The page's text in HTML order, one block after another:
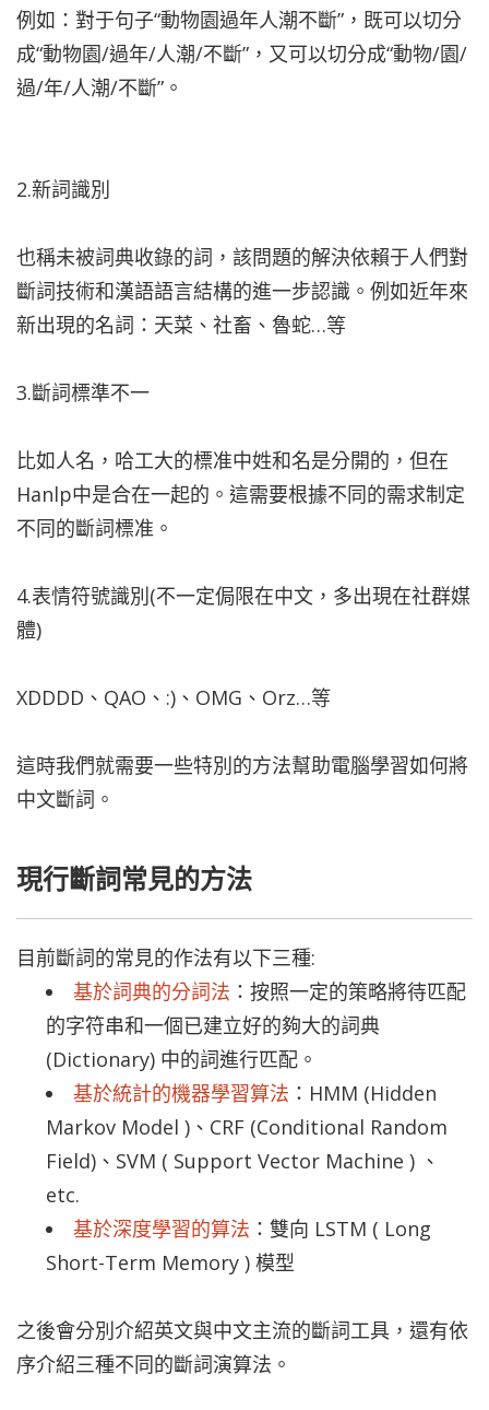
例如：對于句子“動物園過年人潮不斷”，既可以切分
成“動物園/過年/人潮/不斷”，又可以切分成“動物/園/
過/年/人潮/不斷”。
2.新詞識別
也稱未被詞典收錄的詞，該問題的解決依賴于人們對
斷詞技術和漢語語言結構的進一步認識。例如近年來
新出現的名詞：天菜、社畜、魯蛇…等
3.斷詞標準不一
比如人名，哈工大的標准中姓和名是分開的，但在
Hanlp中是合在一起的。這需要根據不同的需求制定
不同的斷詞標准。
4.表情符號識別(不一定侷限在中文，多出現在社群媒
體)
XDDDD、QAO、:)、OMG、Orz…等
這時我們就需要一些特別的方法幫助電腦學習如何將
中文斷詞。
現行斷詞常見的方法
目前斷詞的常見的作法有以下三種:
基於詞典的分詞法 ： 按照一定的策略將待匹配
的字符串和一個已建立好的夠大的詞典
(Dictionary) 中的詞進行匹配。
基於統計的機器學習算法 ： HMM (Hidden
Markov Model )、CRF (Conditional Random
Field)、SVM ( Support Vector Machine ) 、
etc.
基於深度學習的算法 ： 雙向 LSTM ( Long
Short-Term Memory ) 模型
之後會分別介紹英文與中文主流的斷詞工具，還有依
序介紹三種不同的斷詞演算法。